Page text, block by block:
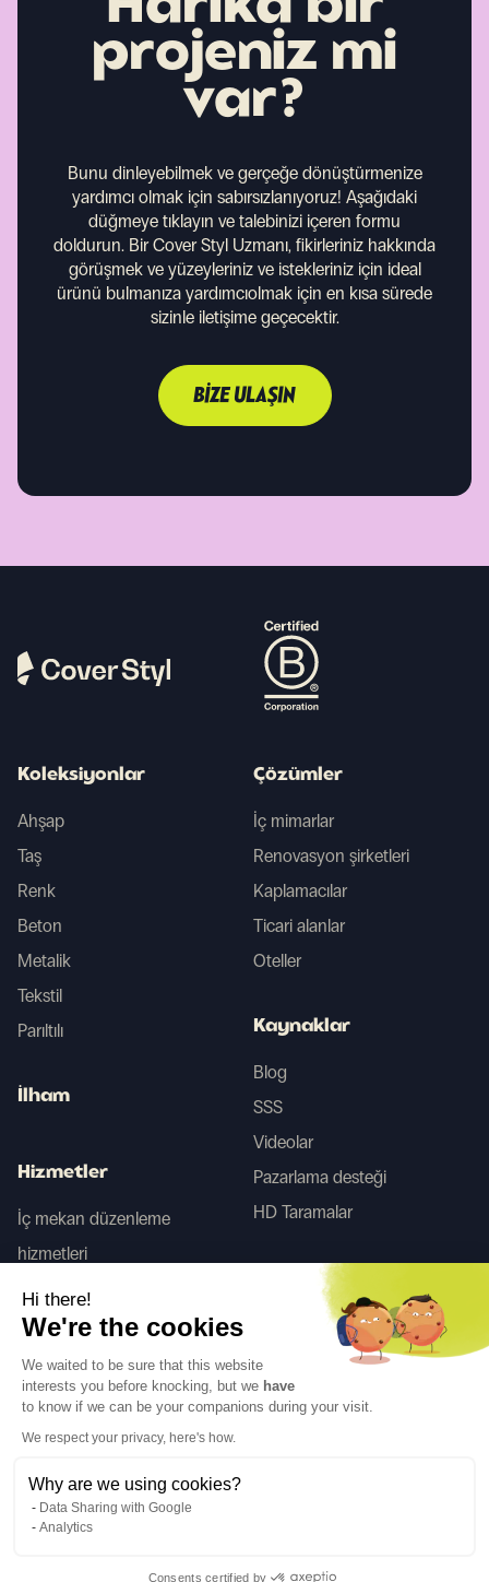
projeniz mi
var?
Bunu dinleyebilmek ve gerçeğe dönüştürmenize
yardımcı olmak için sabırsızlanıyoruz! Aşağıdaki
düğmeye tıklayın ve talebinizi içeren formu
doldurun. Bir Cover Styl Uzmanı, fikirleriniz hakkında
görüşmek ve yüzeyleriniz ve istekleriniz için ideal
ürünü bulmanıza yardımcıolmak için en kısa sürede
sizinle iletişime geçecektir.
BIZE ULAŞIN
Koleksiyonlar
Ahşap
Taş
Renk
Beton
Metalik
Tekstil
Parıltılı
İlham
Hizmetler
İç mekan düzenleme
hizmetleri
Çözümler
İç mimarlar
Renovasyon şirketleri
Kaplamacılar
Ticari alanlar
Oteller
Kaynaklar
Blog
SSS
Videolar
Pazarlama desteği
HD Taramalar
Yasal bilgiler
Dil TR ↓
Hi there!
We're the cookies
We waited to be sure that this website
interests you before knocking, but we have
to know if we can be your companions during your visit.
We respect your privacy, here's how.
Why are we using cookies?
Data Sharing with Google
Analytics
Consents certified by